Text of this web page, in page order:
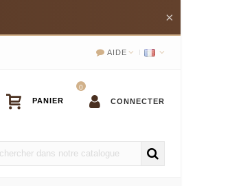
×
AIDE
0
CONNECTER